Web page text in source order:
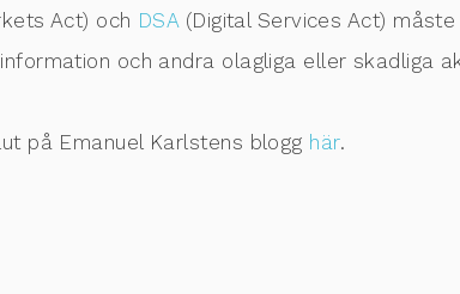
Act) och DSA (Digital Services Act)
och andra olagliga eller skadliga
på Emanuel Karlstens blogg här.